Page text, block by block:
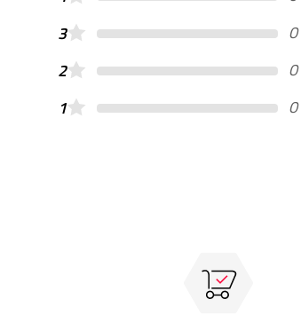
3
0
2
0
1
0